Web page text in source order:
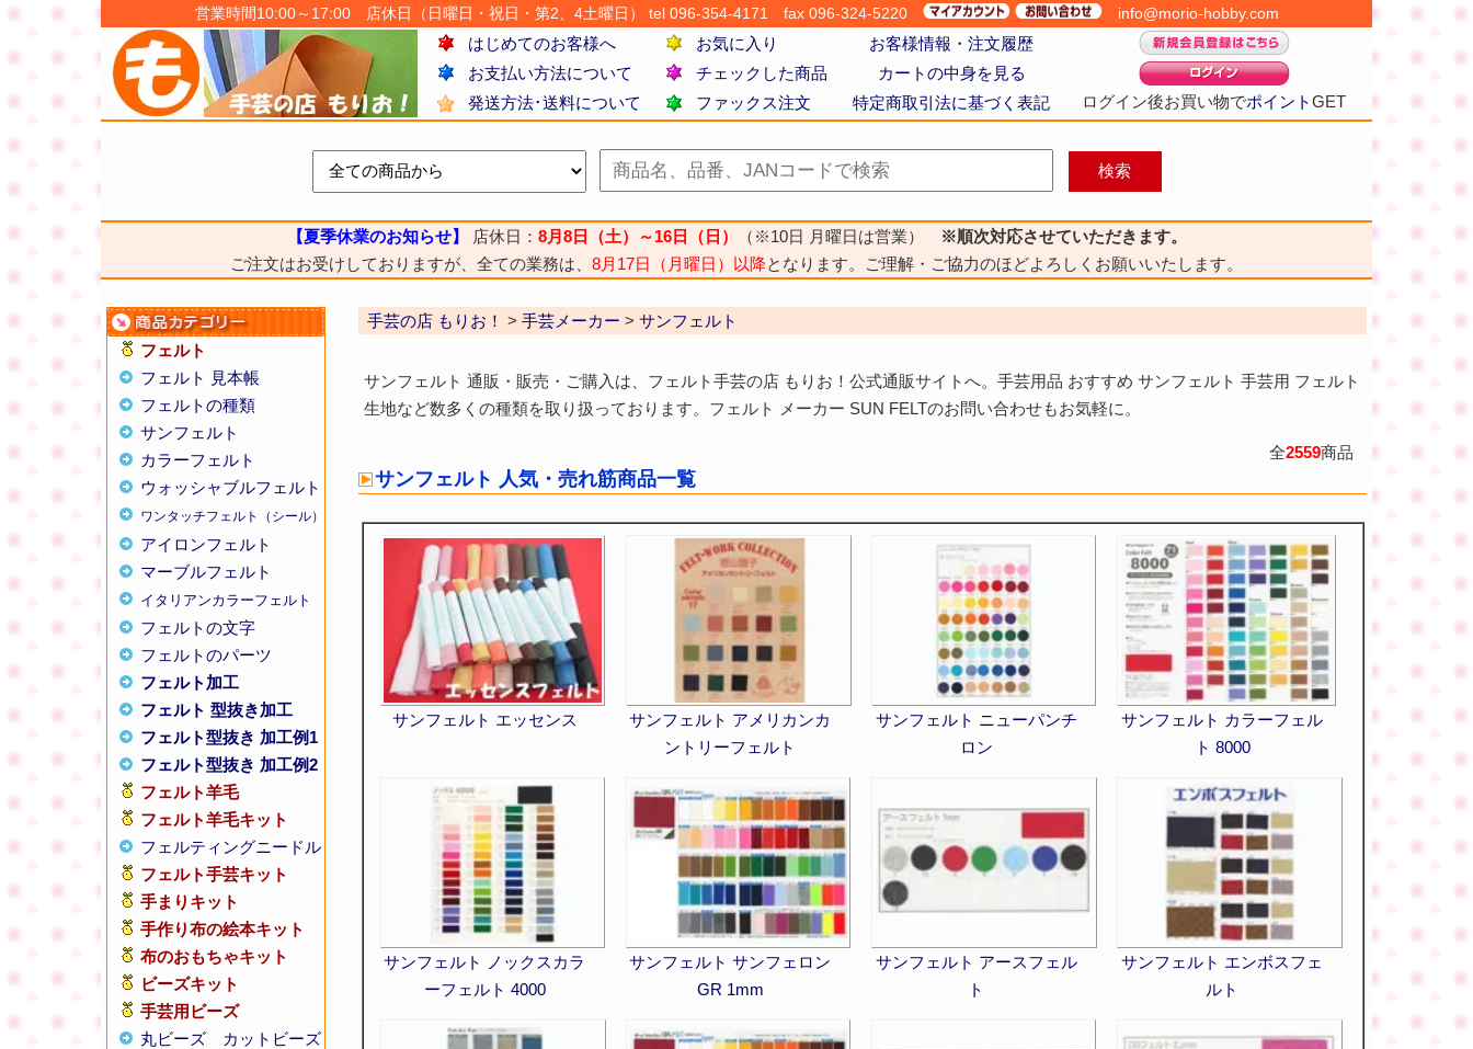
営業時間10:00～17:00 店休日（日曜日・祝日・第2、4土曜日） tel 096-354-4171 fax 096-324-5220 info@morio-hobby.com
はじめてのお客様へ お気に入り お客様情報・注文履歴
ログイン後お買い物でポイントGET
お支払い方法について チェックした商品
カートの中身を見る
発送方法･送料について
ファックス注文 特定商取引法に基づく表記
【夏季休業のお知らせ】 店休日： 8月8日（土）～16日（日） （※10日 月曜日は営業）
※順次対応させていただきます。
ご注文はお受けしておりますが、全ての業務は、 8月17日（月曜日）以降となります。ご理解・ご協力のほどよろしくお願いいたします。
フェルト
フェルト 見本帳
フェルトの種類
サンフェルト
カラーフェルト
ウォッシャブルフェルト
ワンタッチフェルト（シール）
アイロンフェルト
マーブルフェルト
イタリアンカラーフェルト
フェルトの文字
フェルトのパーツ
フェルト加工
フェルト 型抜き加工
フェルト型抜き 加工例1
フェルト型抜き 加工例2
フェルト羊毛
フェルト羊毛キット
フェルティングニードル
フェルト手芸キット
手まりキット
手作り布の絵本キット
布のおもちゃキット
ビーズキット
手芸用ビーズ
丸ビーズ
カットビーズ
手芸の店 もりお！ > 手芸メーカー > サンフェルト
サンフェルト 通販・販売・ご購入は、フェルト手芸の店 もりお！公式通販サイトへ。手芸用品 おすすめ サンフェルト 手芸用 フェルト
生地など数多くの種類を取り扱っております。フェルト メーカー SUN FELTのお問い合わせもお気軽に。
全2559商品
サンフェルト 人気・売れ筋商品一覧
サンフェルト エッセンス
サンフェルト アメリカンカ
ントリーフェルト
サンフェルト ニューパンチ
ロン
サンフェルト カラーフェル
ト 8000
サンフェルト ノックスカラ
ーフェルト 4000
サンフェルト サンフェロン
GR 1mm
サンフェルト アースフェル
ト
サンフェルト エンボスフェ
ルト